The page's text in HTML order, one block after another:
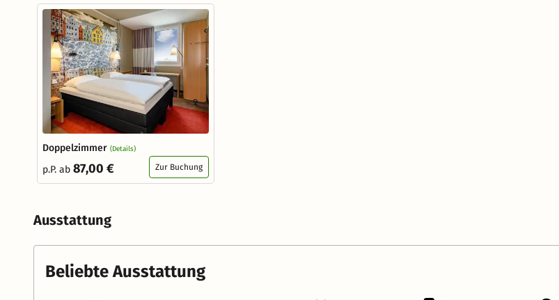
Doppelzimmer (Details)
p.P. ab 87,00 € Zur Buchung
Ausstattung
Beliebte Ausstattung